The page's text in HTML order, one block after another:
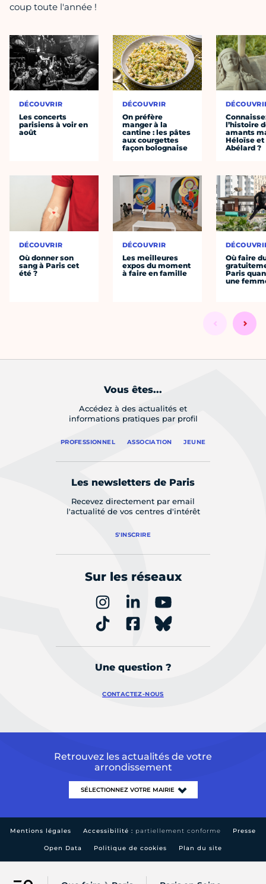
coup toute l'année !
DÉCOUVRIR
Les concerts
parisiens à voir en
août
DÉCOUVRIR
Où donner son
sang à Paris cet
été ?
DÉCOUVRIR
On préfère
manger à la
cantine : les pâtes
aux courgettes
façon bolognaise
DÉCOUVRIR
Les meilleures
expos du moment
à faire en famille
l’histoire
amants
Héloïse et
Abélard ?
Où faire
Paris
une
Vous êtes...
Accédez à des actualités et
informations pratiques par profil
PROFESSIONNEL ASSOCIATION JEUNE
Les newsletters de Paris
Recevez directement par email
l'actualité de vos centres d'intérêt
S'INSCRIRE
Sur les réseaux
Une question ?
CONTACTEZ-NOUS
Retrouvez les actualités de votre
arrondissement
Mentions légales Accessibilité : partiellement conforme Presse
Open Data Politique de cookies Plan du site